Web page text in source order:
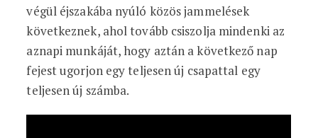
végül éjszakába nyúló közös jammelések
következnek, ahol tovább csiszolja mindenki az
aznapi munkáját, hogy aztán a következő nap
fejest ugorjon egy teljesen új csapattal egy
teljesen új számba.